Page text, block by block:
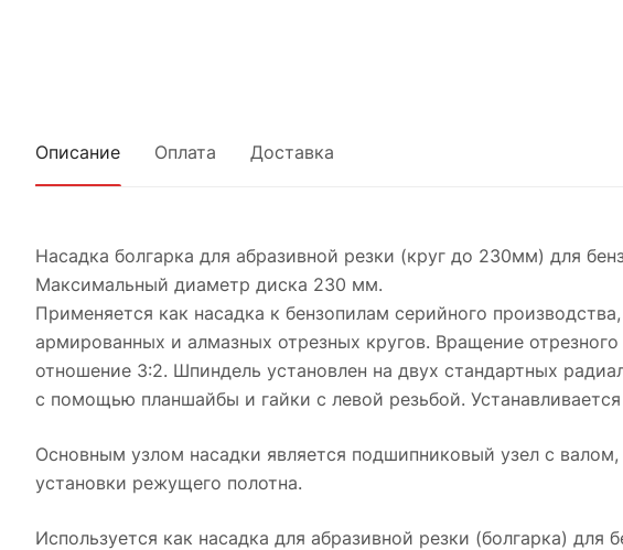
Описание Оплата Доставка
Насадка болгарка для абразивной резки (круг до 230мм) для
Максимальный диаметр диска 230 мм.
Применяется как насадка к бензопилам серийного
армированных и алмазных отрезных кругов. Вращение
отношение 3:2. Шпиндель установлен на двух стандартных
с помощью планшайбы и гайки с левой резьбой.
Основным узлом насадки является подшипниковый узел с
установки режущего полотна.
Используется как насадка для абразивной резки (болгарка) для